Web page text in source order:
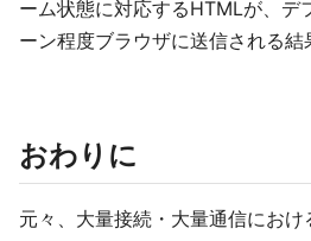
ーム状態に対応するHTMLが、デ
ーン程度ブラウザに送信される結
おわりに
元々、大量接続・大量通信にお